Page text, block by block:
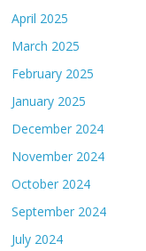
April 2025
March 2025
February 2025
January 2025
December 2024
November 2024
October 2024
September 2024
July 2024